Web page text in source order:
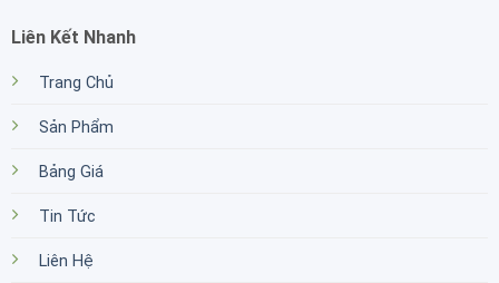
Liên Kết Nhanh
Trang Chủ
Sản Phẩm
Bảng Giá
Tin Tức
Liên Hệ